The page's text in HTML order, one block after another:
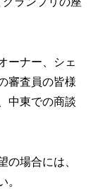
ーナー、シェ
審査員の皆様
中東での商談
場合には、
。